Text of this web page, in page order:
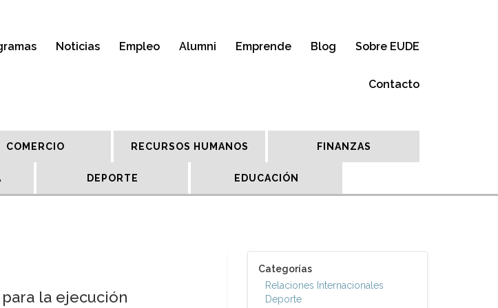
Noticias Empleo Alumni Emprende Blog Sobre EUDE
Contacto
COMERCIO RECURSOS HUMANOS FINANZAS
DEPORTE EDUCACIÓN
la ejecución
Categorías
Relaciones Internacionales
Deporte